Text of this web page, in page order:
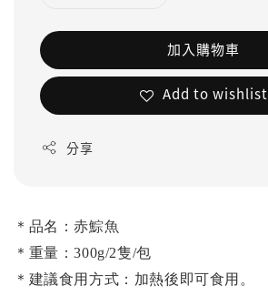
加入購物車
Add to wishlist
分享
＊品名：赤鯮魚
＊重量：300g/2隻/包
＊建議食用方式：加熱後即可食用。